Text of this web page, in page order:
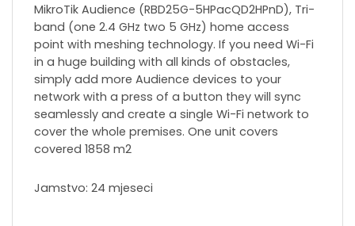
MikroTik Audience (RBD25G-5HPacQD2HPnD), Tri-
band (one 2.4 GHz two 5 GHz) home access
point with meshing technology. If you need Wi-Fi
in a huge building with all kinds of obstacles,
simply add more Audience devices to your
network with a press of a button they will sync
seamlessly and create a single Wi-Fi network to
cover the whole premises. One unit covers
covered 1858 m2
Jamstvo: 24 mjeseci